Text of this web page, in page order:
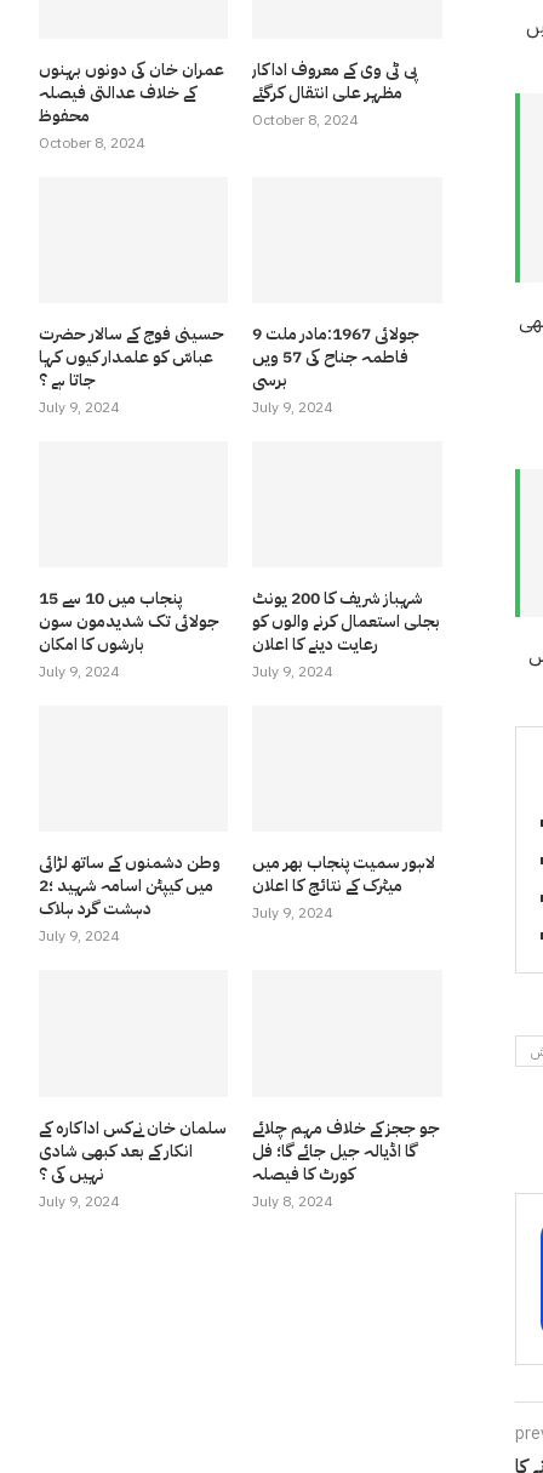
میں
کا
عمران خان کی دونوں بہنوں
کے خلاف عدالتی فیصلہ
محفوظ
October 8, 2024
پی ٹی وی کے معروف اداکار
مظہر علی انتقال کرگئے
October 8, 2024
حسینی فوج کے سالار حضرت
عباسّ کو علمدار کیوں کہا
جاتا ہے ؟
July 9, 2024
9 جولائی 1967:مادر ملت
فاطمہ جناح کی 57 ویں
برسی
July 9, 2024
پنجاب میں 10 سے 15
جولائی تک شدیدمون سون
بارشوں کا امکان
July 9, 2024
شہباز شریف کا 200 یونٹ
بجلی استعمال کرنے والوں کو
رعایت دینے کا اعلان
July 9, 2024
وطن دشمنوں کے ساتھ لڑائی
میں کیپٹن اسامہ شہید ؛2
دہشت گرد ہلاک
July 9, 2024
لاہور سمیت پنجاب بھر میں
میٹرک کے نتائج کا اعلان
July 9, 2024
سلمان خان نےکس اداکارہ کے
انکار کے بعد کبھی شادی
نہیں کی ؟
July 9, 2024
جو ججز کے خلاف مہم چلائے
گا اڈیالہ جیل جائے گا؛ فل
کورٹ کا فیصلہ
July 8, 2024